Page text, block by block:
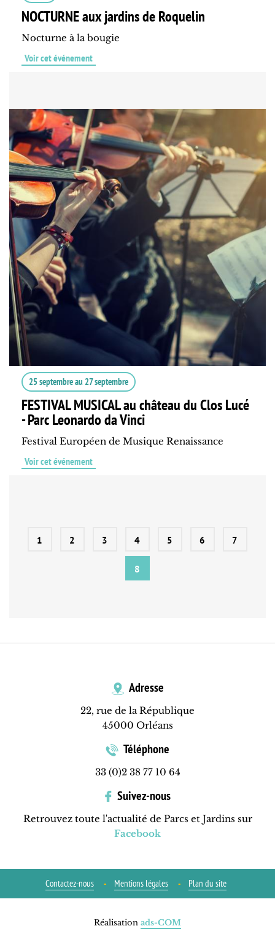
NOCTURNE aux jardins de Roquelin
Nocturne à la bougie
Voir cet événement
25 septembreau 27 septembre
FESTIVAL MUSICAL au château du Clos Lucé
- Parc Leonardo da Vinci
Festival Européen de Musique Renaissance
Voir cet événement
1 2 3 4 5 6 7
8
Adresse
22, rue de la République
45000 Orléans
Téléphone
33 (0)2 38 77 10 64
Suivez-nous
Retrouvez toute l'actualité de Parcs et Jardins sur
Facebook
Contactez-nous Mentions légales Plan du site
Réalisation ads-COM